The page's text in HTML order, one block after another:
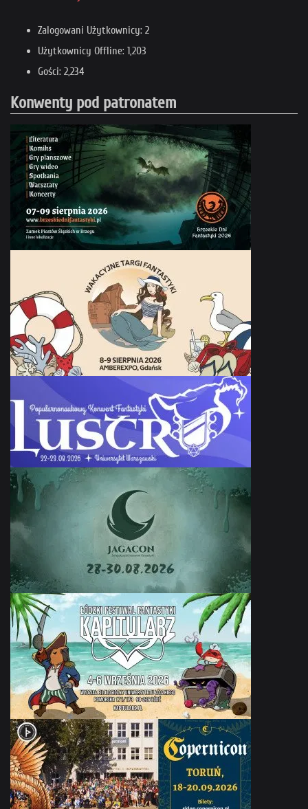
Zalogowani Użytkownicy: 2
Użytkownicy Offline: 1,203
Gości: 2,234
Konwenty pod patronatem